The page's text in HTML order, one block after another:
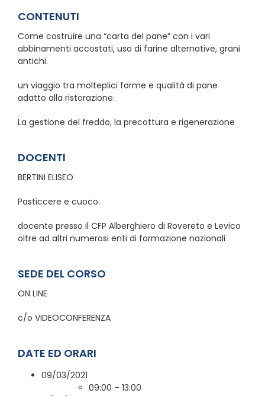
CONTENUTI
Come costruire una “carta del pane” con i vari
abbinamenti accostati, uso di farine alternative, grani
antichi.
un viaggio tra molteplici forme e qualità di pane
adatto alla ristorazione.
La gestione del freddo, la precottura e rigenerazione
DOCENTI
BERTINI ELISEO
Pasticcere e cuoco.
docente presso il CFP Alberghiero di Rovereto e Levico
oltre ad altri numerosi enti di formazione nazionali
SEDE DEL CORSO
ON LINE
c/o VIDEOCONFERENZA
DATE ED ORARI
09/03/2021
09:00 – 13:00